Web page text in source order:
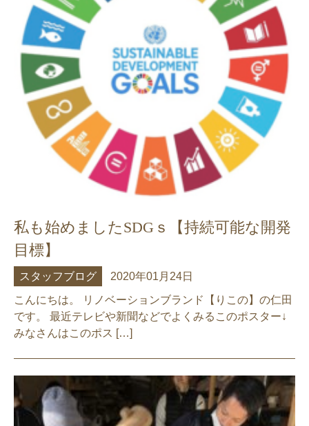
私も始めましたSDGｓ【持続可能な開発
目標】
スタッフブログ
2020年01月24日
こんにちは。 リノベーションブランド【りこの】の仁田
です。 最近テレビや新聞などでよくみるこのポスター↓
みなさんはこのポス […]